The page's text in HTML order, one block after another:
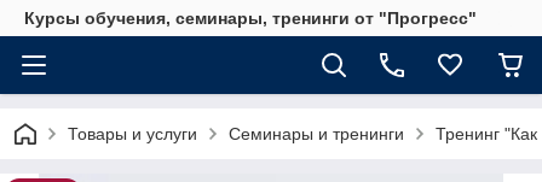
Курсы обучения, семинары, тренинги от "Прогресс"
Товары и услуги Семинары и тренинги Тренинг